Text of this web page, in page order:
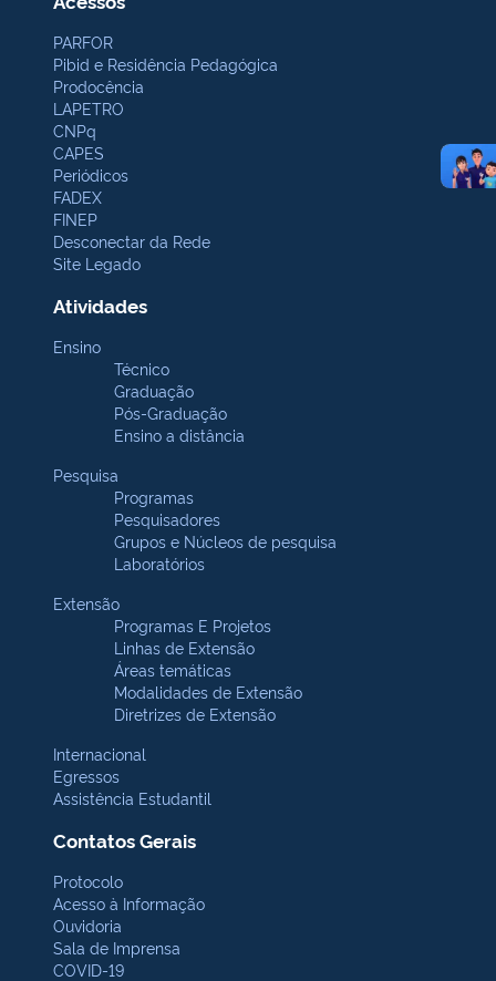
PARFOR
Pibid e Residência Pedagógica
Prodocência
LAPETRO
CNPq
CAPES
Periódicos
FADEX
FINEP
Desconectar da Rede
Site Legado
Atividades
Ensino
Técnico
Graduação
Pós-Graduação
Ensino a distância
Pesquisa
Programas
Pesquisadores
Grupos e Núcleos de pesquisa
Laboratórios
Extensão
Programas E Projetos
Linhas de Extensão
Áreas temáticas
Modalidades de Extensão
Diretrizes de Extensão
Internacional
Egressos
Assistência Estudantil
Contatos Gerais
Protocolo
Acesso à Informação
Ouvidoria
Sala de Imprensa
COVID-19